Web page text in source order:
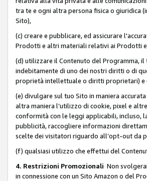
tra te e ogni altra persona fisica o giuridica
Sito),
(c) creare e pubblicare, ed assicurare
Prodotti e altri materiali relativi ai Prodotti
(d) utilizzare il Contenuto del Programma,
indebitamente di uno dei nostri diritti o di
proprietà intellettuale o diritti proprietari)
(e) divulgare sul tuo Sito in maniera
altra maniera l’utilizzo di cookie, pixel e
conformità con le leggi applicabili, incluso,
pubblicità, raccogliere informazioni
scelte dei visitatori riguardo all’opt-out da
(f) qualsiasi utilizzo che effettui del
4. Restrizioni Promozionali Non
in connessione con un Sito Amazon o del